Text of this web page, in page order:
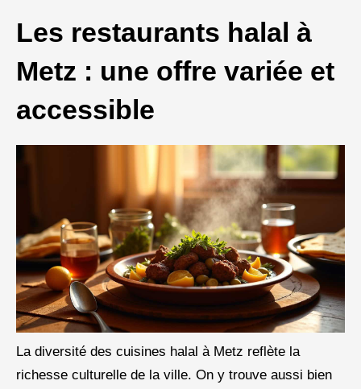
Les restaurants halal à
Metz : une offre variée et
accessible
La diversité des cuisines halal à Metz reflète la
richesse culturelle de la ville. On y trouve aussi bien